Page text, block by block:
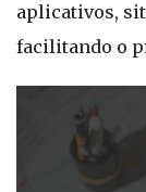
aplicativos,
facilitando o